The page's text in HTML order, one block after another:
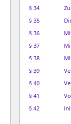
§ 34
§ 35
§ 36
§ 37
§ 38
§ 39
§ 40
§ 41
§ 42